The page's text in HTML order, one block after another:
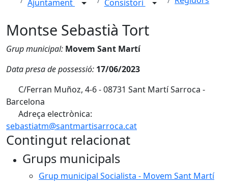
Ajuntament Consistori
Montse Sebastià Tort
Grup municipal: Movem Sant Martí
Data presa de possessió: 17/06/2023
C/Ferran Muñoz, 4-6 - 08731 Sant Martí Sarroca -
Barcelona
Adreça electrònica:
sebastiatm@santmartisarroca.cat
Contingut relacionat
Grups municipals
Grup municipal Socialista - Movem Sant Martí